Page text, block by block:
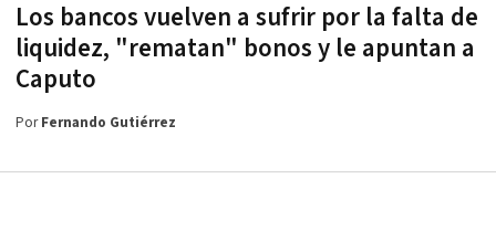
Los bancos vuelven a sufrir por la falta de
liquidez, "rematan" bonos y le apuntan a
Caputo
PorFernando Gutiérrez